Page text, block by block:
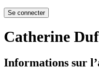
Se connecter
Catherine
Informations sur